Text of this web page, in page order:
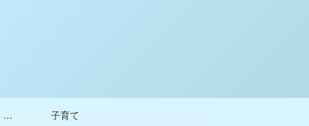
自己成長・キャリア・ライフプラン 子育て